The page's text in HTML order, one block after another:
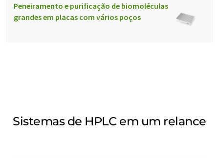
Peneiramento e purificação de biomoléculas
grandes em placas com vários poços
Sistemas de HPLC em um relance